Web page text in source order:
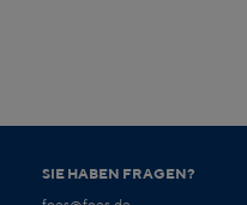
SIE HABEN FRAGEN?